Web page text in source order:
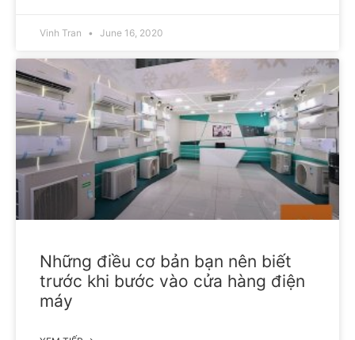
Vinh Tran June 16, 2020
Những điều cơ bản bạn nên biết
trước khi bước vào cửa hàng điện
máy